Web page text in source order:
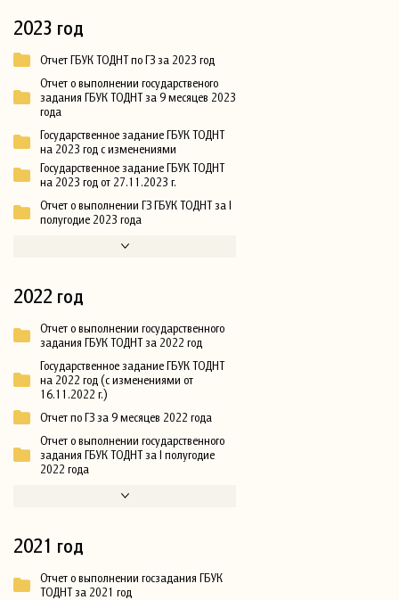
2023 год
Отчет ГБУК ТОДНТ по ГЗ за 2023 год
Отчет о выполнении государственого
задания ГБУК ТОДНТ за 9 месяцев 2023
года
Государственное задание ГБУК ТОДНТ
на 2023 год с изменениями
Государственное задание ГБУК ТОДНТ
на 2023 год от 27.11.2023 г.
Отчет о выполнении ГЗ ГБУК ТОДНТ за I
полугодие 2023 года
2022 год
Отчет о выполнении государственного
задания ГБУК ТОДНТ за 2022 год
Государственное задание ГБУК ТОДНТ
на 2022 год (с изменениями от
16.11.2022 г.)
Отчет по ГЗ за 9 месяцев 2022 года
Отчет о выполнении государственного
задания ГБУК ТОДНТ за I полугодие
2022 года
2021 год
Отчет о выполнении госзадания ГБУК
ТОДНТ за 2021 год